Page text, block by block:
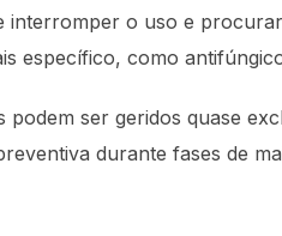
interromper o uso e
específico, como
podem ser geridos quase
durante fases de